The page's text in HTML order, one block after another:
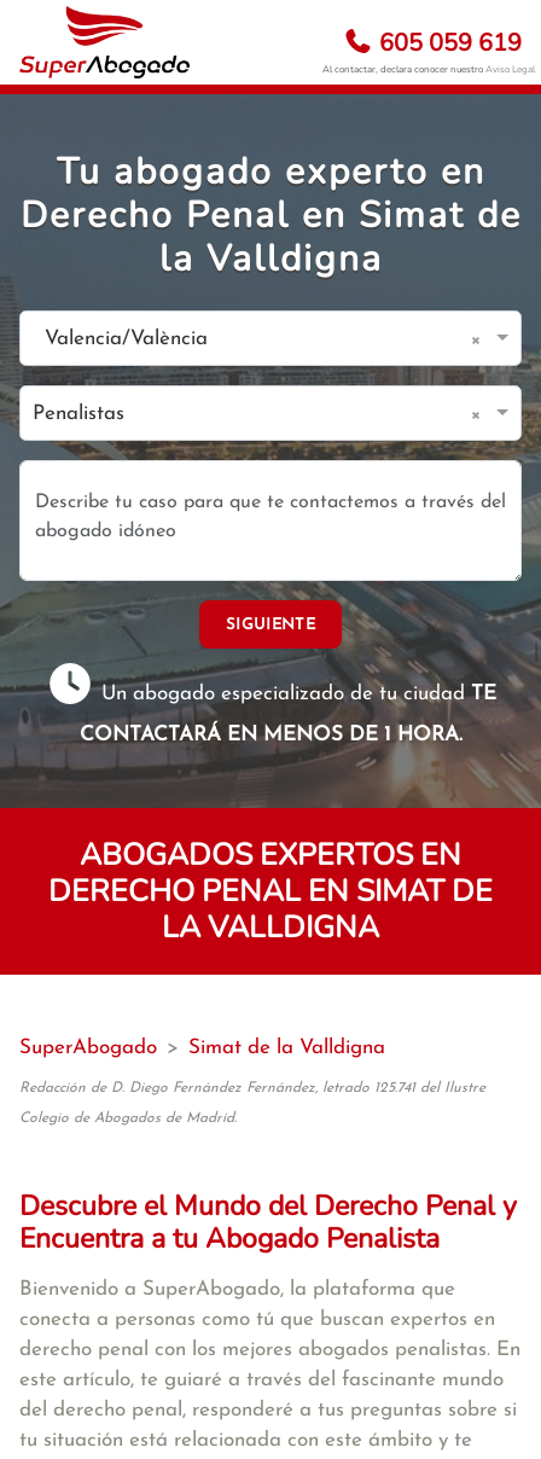
605 059 619
Al contactar, declara conocer nuestroAviso Legal
Tu abogado experto en
Derecho Penal en Simat de
la Valldigna
Valencia/València ×
Penalistas ×
SIGUIENTE
Un abogado especializado de tu ciudadTE
CONTACTARÁ EN MENOS DE 1 HORA.
ABOGADOS EXPERTOS EN
DERECHO PENAL EN SIMAT DE
LA VALLDIGNA
SuperAbogado > Simat de la Valldigna
Redacción de D. Diego Fernández Fernández, letrado 125.741 del Ilustre
Colegio de Abogados de Madrid.
Descubre el Mundo del Derecho Penal y
Encuentra a tu Abogado Penalista
Bienvenido a SuperAbogado, la plataforma que
conecta a personas como tú que buscan expertos en
derecho penal con los mejores abogados penalistas. En
este artículo, te guiaré a través del fascinante mundo
del derecho penal, responderé a tus preguntas sobre si
tu situación está relacionada con este ámbito y te